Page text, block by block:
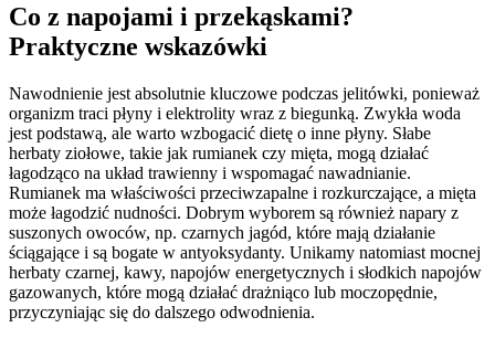
Co z napojami i przekąskami?
Praktyczne wskazówki
Nawodnienie jest absolutnie kluczowe podczas jelitówki, ponieważ
organizm traci płyny i elektrolity wraz z biegunką. Zwykła woda
jest podstawą, ale warto wzbogacić dietę o inne płyny. Słabe
herbaty ziołowe, takie jak rumianek czy mięta, mogą działać
łagodząco na układ trawienny i wspomagać nawadnianie.
Rumianek ma właściwości przeciwzapalne i rozkurczające, a mięta
może łagodzić nudności. Dobrym wyborem są również napary z
suszonych owoców, np. czarnych jagód, które mają działanie
ściągające i są bogate w antyoksydanty. Unikamy natomiast mocnej
herbaty czarnej, kawy, napojów energetycznych i słodkich napojów
gazowanych, które mogą działać drażniąco lub moczopędnie,
przyczyniając się do dalszego odwodnienia.